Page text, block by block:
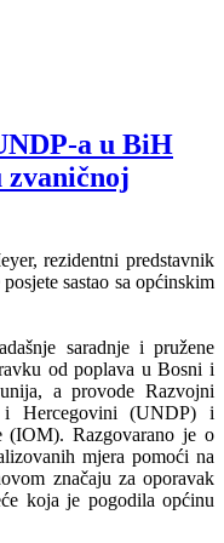
a u BiH
zvaničnoj
rezidentni predstavnik
sastao sa općinskim
saradnje i pružene
od poplava u Bosni i
a provode Razvojni
i Hercegovini (UNDP) i
(IOM). Razgovarano je o
mjera pomoći na
značaju za oporavak
koja je pogodila općinu